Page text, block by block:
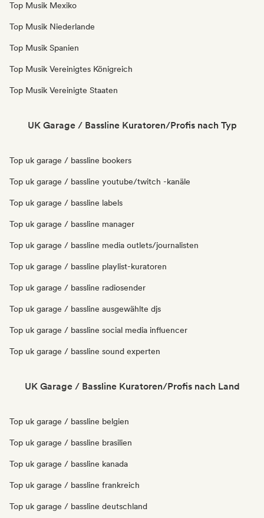
Top Musik Mexiko
Top Musik Niederlande
Top Musik Spanien
Top Musik Vereinigtes Königreich
Top Musik Vereinigte Staaten
UK Garage / Bassline Kuratoren/Profis nach Typ
Top uk garage / bassline bookers
Top uk garage / bassline youtube/twitch -kanäle
Top uk garage / bassline labels
Top uk garage / bassline manager
Top uk garage / bassline media outlets/journalisten
Top uk garage / bassline playlist-kuratoren
Top uk garage / bassline radiosender
Top uk garage / bassline ausgewählte djs
Top uk garage / bassline social media influencer
Top uk garage / bassline sound experten
UK Garage / Bassline Kuratoren/Profis nach Land
Top uk garage / bassline belgien
Top uk garage / bassline brasilien
Top uk garage / bassline kanada
Top uk garage / bassline frankreich
Top uk garage / bassline deutschland